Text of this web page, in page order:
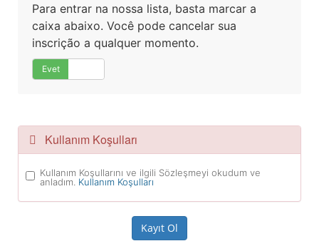
Para entrar na nossa lista, basta marcar a
caixa abaixo. Você pode cancelar sua
inscrição a qualquer momento.
Evet
Kullanım Koşulları
Kullanım Koşullarını ve ilgili Sözleşmeyi okudum ve
anladım. Kullanım Koşulları